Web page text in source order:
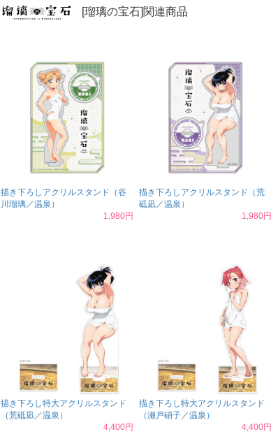
[瑠璃の宝石]関連商品
描き下ろしアクリルスタンド（谷
川瑠璃／温泉）
1,980円
描き下ろしアクリルスタンド（荒
砥凪／温泉）
1,980円
描き下ろし特大アクリルスタンド
（荒砥凪／温泉）
4,400円
描き下ろし特大アクリルスタンド
（瀬戸硝子／温泉）
4,400円